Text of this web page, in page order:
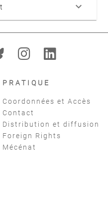
keyboard_arrow_down
PRATIQUE
Coordonnées et Accès
Contact
Distribution et diffusion
Foreign Rights
Mécénat